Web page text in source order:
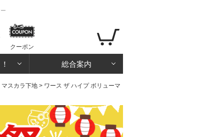
クーポン
総合案内
スカラ下地 > ワース ザ ハイプ ボリューマ